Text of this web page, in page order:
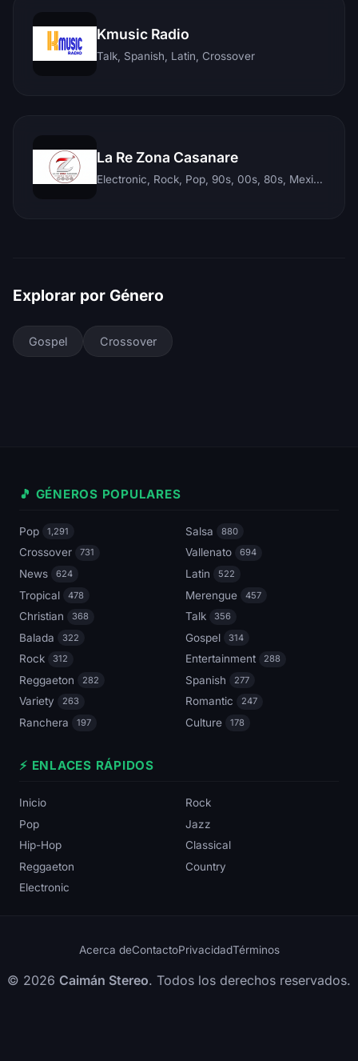
Kmusic Radio
Talk, Spanish, Latin, Crossover
La Re Zona Casanare
Electronic, Rock, Pop, 90s, 00s, 80s, Mexican, Ranchera, Reggaeton, Instrumental, Salsa, Merengue, Tropical, Romantic, Vallenato, Llanera
Explorar por Género
Gospel Crossover
🎵 GÉNEROS POPULARES
Pop 1,291 Salsa 880
Crossover 731 Vallenato 694
News 624 Latin 522
Tropical 478 Merengue 457
Christian 368 Talk 356
Balada 322 Gospel 314
Rock 312 Entertainment 288
Reggaeton 282 Spanish 277
Variety 263 Romantic 247
Ranchera 197 Culture 178
⚡ ENLACES RÁPIDOS
Inicio
Rock
Pop
Jazz
Hip-Hop
Classical
Reggaeton
Country
Electronic
Acerca deContactoPrivacidadTérminos
© 2026 Caimán Stereo. Todos los derechos reservados.